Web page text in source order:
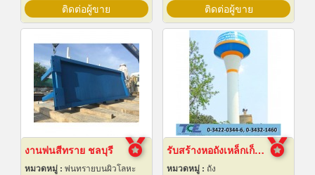
ติดต่อผู้ขาย ติดต่อผู้ขาย
งานพ่นสีทราย ชลบุรี
หมวดหมู่ : พ่นทรายบนผิวโลหะ
รับสร้างหอถังเหล็กเก็บน้ำ
หมวดหมู่ : ถัง